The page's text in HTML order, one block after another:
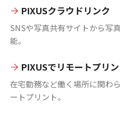
PIXUSクラウドリンク
SNSや写真共有サイトから写
能。
PIXUSでリモートプリ
在宅勤務など働く場所に関わ
ートプリント。